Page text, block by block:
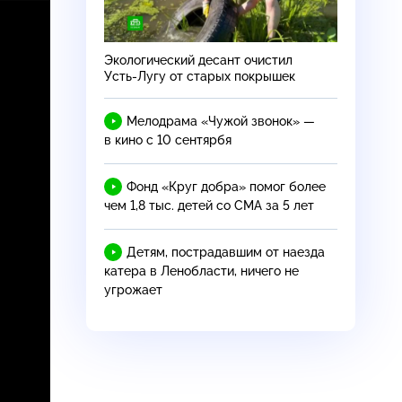
Экологический десант очистил
Усть-Лугу от старых покрышек
Мелодрама «Чужой звонок» —
в кино с 10 сентярбя
Фонд «Круг добра» помог более
чем 1,8 тыс. детей со СМА за 5 лет
Детям, пострадавшим от наезда
катера в Ленобласти, ничего не
угрожает